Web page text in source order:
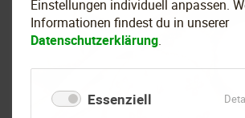
Einstellungen individuell anpassen.
Informationen findest du in unserer
Datenschutzerklärung.
Essenziell